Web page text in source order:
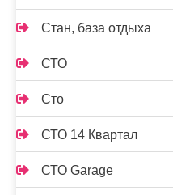
Стан, база отдыха
СТО
Сто
СТО 14 Квартал
СТО Garage